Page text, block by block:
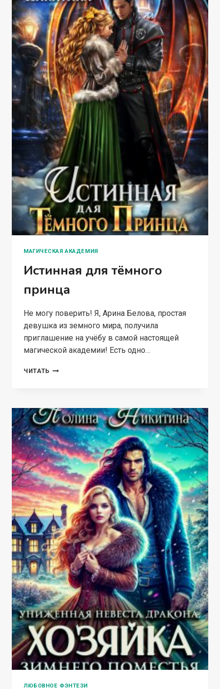
МАГИЧЕСКАЯ АКАДЕМИЯ
Истинная для тёмного
принца
Не могу поверить! Я, Арина Белова, простая
девушка из земного мира, получила
приглашение на учёбу в самой настоящей
магической академии! Есть одно…
ЧИТАТЬ ИСТИННАЯ
ЛЮБОВНОЕ ФЭНТЕЗИ